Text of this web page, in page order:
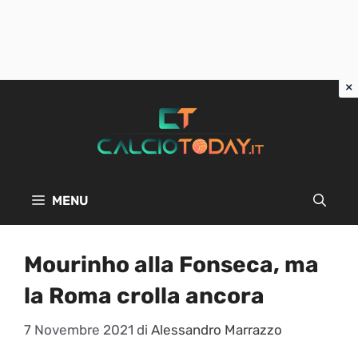
MENU
Mourinho alla Fonseca, ma
la Roma crolla ancora
7 Novembre 2021 di Alessandro Marrazzo